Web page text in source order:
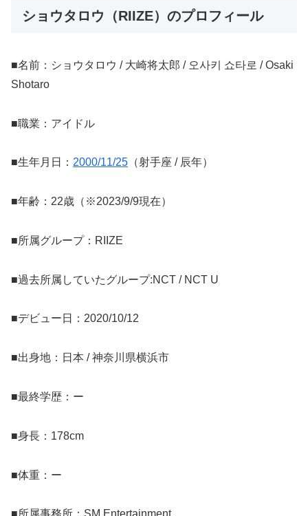
ショウタロウ（RIIZE）のプロフィール
■名前：ショウタロウ / 大崎将太郎 / 오사키 쇼타로 / Osaki
Shotaro
■職業：アイドル
■生年月日： 2000/11/25 （射手座 / 辰年）
■年齢：22歳（※2023/9/9現在）
■所属グループ：RIIZE
■過去所属していたグループ:NCT / NCT U
■デビュー日：2020/10/12
■出身地：日本 / 神奈川県横浜市
■最終学歴：ー
■身長：178cm
■体重：ー